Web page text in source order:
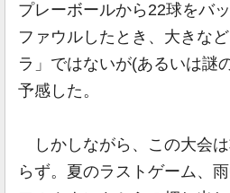
プレーボールから22球をバ
ファウルしたとき、大きな
ラ」ではないが(あるいは謎
予感した。
しかしながら、この大会
らず。夏のラストゲーム、